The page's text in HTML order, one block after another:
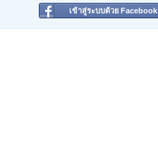
เข้าสู่ระบบด้วย Facebook